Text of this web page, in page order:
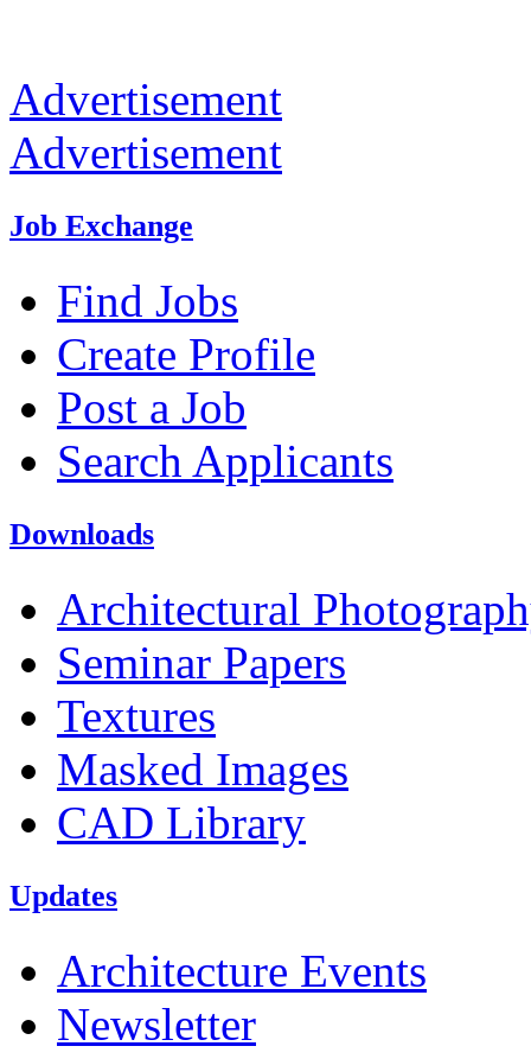
Advertisement
Advertisement
Job Exchange
Find Jobs
Create Profile
Post a Job
Search Applicants
Downloads
Architectural
Seminar Papers
Textures
Masked Images
CAD Library
Updates
Architecture Events
Newsletter